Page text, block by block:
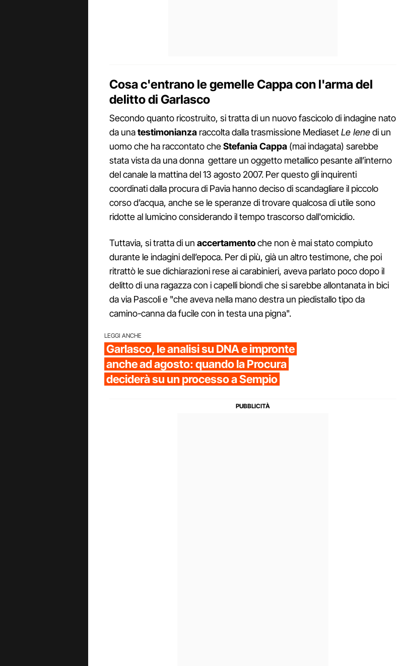
Cosa c'entrano le gemelle Cappa con l'arma del
delitto di Garlasco
Secondo quanto ricostruito, si tratta di un nuovo fascicolo di indagine nato
da unatestimonianza raccolta dalla trasmissione MediasetLe Ienedi un
uomo che ha raccontato cheStefaniaCappa (mai indagata) sarebbe
stata vista da una donna gettare un oggetto metallico pesante all’interno
del canale la mattina del 13 agosto 2007. Per questo gli inquirenti
coordinati dalla procura di Pavia hanno deciso di scandagliare il piccolo
corso d’acqua, anche se le speranze di trovare qualcosa di utile sono
ridotte al lumicino considerando il tempo trascorso dall'omicidio.
Tuttavia, si tratta di un accertamentoche non è mai stato compiuto
durante le indagini dell’epoca. Per di più, già un altro testimone, che poi
ritrattò le sue dichiarazioni rese ai carabinieri, aveva parlato poco dopo il
delitto di una ragazza con i capelli biondi che si sarebbe allontanata in bici
da via Pascoli e "che aveva nella mano destra un piedistallo tipo da
camino-canna da fucile con in testa una pigna".
LEGGI ANCHE
Garlasco, le analisi su DNA e impronte
anche ad agosto: quando la Procura
deciderà su un processo a Sempio